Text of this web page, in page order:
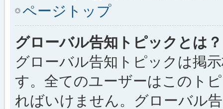
ページトップ
グローバル告知トピックとは？
グローバル告知トピックは掲
す。全てのユーザーはこのト
ればいけません。グローバル